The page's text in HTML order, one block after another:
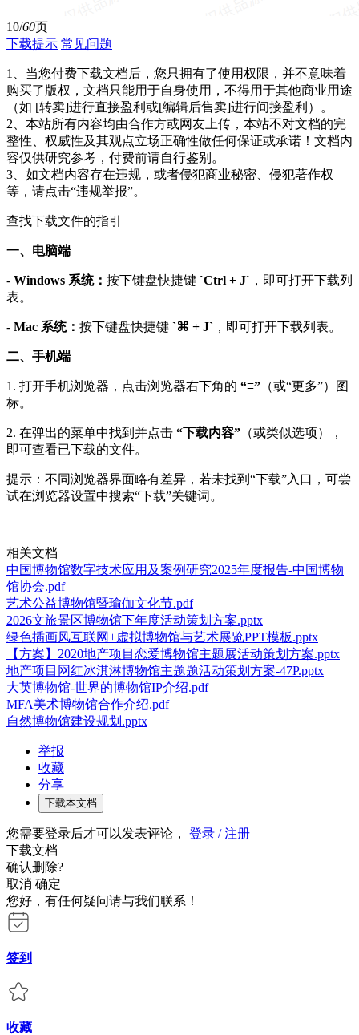
10/60页
下载提示 常见问题
1、当您付费下载文档后，您只拥有了使用权限，并不意味着
购买了版权，文档只能用于自身使用，不得用于其他商业用途
（如 [转卖]进行直接盈利或[编辑后售卖]进行间接盈利）。
2、本站所有内容均由合作方或网友上传，本站不对文档的完
整性、权威性及其观点立场正确性做任何保证或承诺！文档内
容仅供研究参考，付费前请自行鉴别。
3、如文档内容存在违规，或者侵犯商业秘密、侵犯著作权
等，请点击“违规举报”。
查找下载文件的指引
一、电脑端
- Windows 系统： 按下键盘快捷键 `Ctrl + J` ，即可打开下载列
表。
- Mac 系统： 按下键盘快捷键 `⌘ + J` ，即可打开下载列表。
二、手机端
1. 打开手机浏览器，点击浏览器右下角的 “≡” （或“更多”）图
标。
2. 在弹出的菜单中找到并点击 “下载内容” （或类似选项），
即可查看已下载的文件。
提示：不同浏览器界面略有差异，若未找到“下载”入口，可尝
试在浏览器设置中搜索“下载”关键词。
相关文档
中国博物馆数字技术应用及案例研究2025年度报告-中国博物
馆协会.pdf
艺术公益博物馆暨瑜伽文化节.pdf
2026文旅景区博物馆下年度活动策划方案.pptx
绿色插画风互联网+虚拟博物馆与艺术展览PPT模板.pptx
【方案】2020地产项目恋爱博物馆主题展活动策划方案.pptx
地产项目网红冰淇淋博物馆主题题活动策划方案-47P.pptx
大英博物馆-世界的博物馆IP介绍.pdf
MFA美术博物馆合作介绍.pdf
自然博物馆建设规划.pptx
举报
收藏
分享
下载本文档
您需要登录后才可以发表评论， 登录 / 注册
下载文档
确认删除?
取消 确定
您好，有任何疑问请与我们联系！
签到
收藏